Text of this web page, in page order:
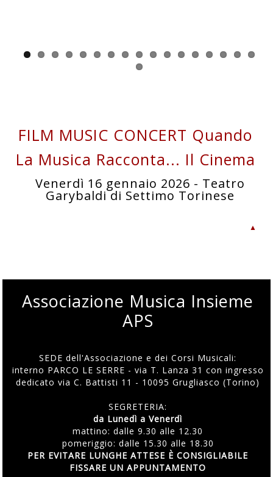
FILM MUSIC CONCERT Quando
La Musica Racconta... Il Cinema
Venerdì 16 gennaio 2026 - Teatro
Garybaldi di Settimo Torinese
▲
Associazione Musica Insieme
APS
SEDE dell'Associazione e dei Corsi Musicali:
interno PARCO LE SERRE - via T. Lanza 31 con ingresso
dedicato via C. Battisti 11 - 10095 Grugliasco (Torino)
SEGRETERIA:
da Lunedì a Venerdì
mattino: dalle 9.30 alle 12.30
pomeriggio: dalle 15.30 alle 18.30
PER EVITARE LUNGHE ATTESE È CONSIGLIABILE
FISSARE UN APPUNTAMENTO